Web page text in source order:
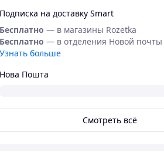
Подписка на доставку Smart
Бесплатно — в магазины Rozetka
Бесплатно — в отделения Новой почты
Узнать больше
Нова Пошта
Смотреть всё